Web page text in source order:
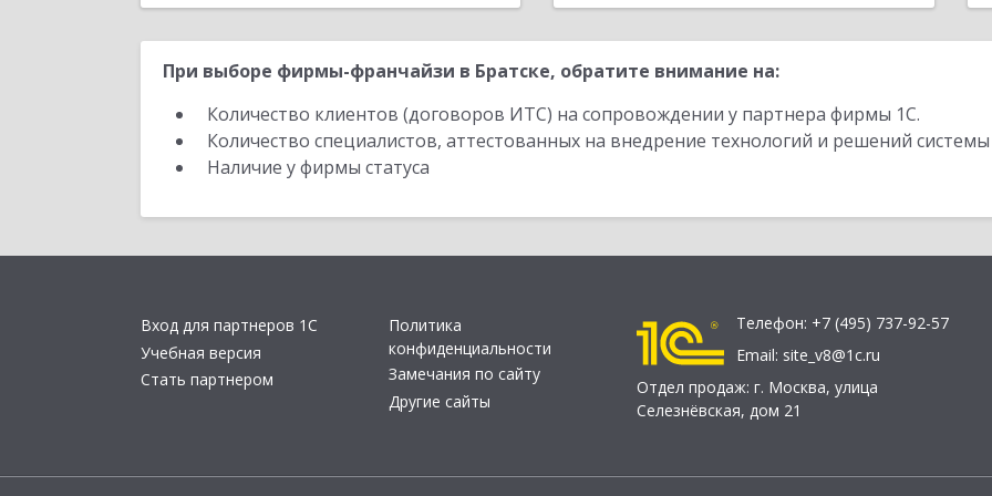
При выборе фирмы-франчайзи в Братске, обратите внимание на:
Количество клиентов (договоров ИТС) на сопровождении у партнера фирмы 1С.
Количество специалистов, аттестованных на внедрение технологий и решений
Наличие у фирмы статуса
Вход для партнеров 1С
Учебная версия
Стать партнером
Политика
конфиденциальности
Замечания по сайту
Другие сайты
Телефон: +7 (495) 737-92-57
Email: site_v8@1c.ru
Отдел продаж: г. Москва, улица
Селезнёвская, дом 21